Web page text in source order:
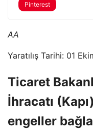
Pinterest
AA
Yaratılış Tarihi: 01
Ticaret
İhracatı
engeller